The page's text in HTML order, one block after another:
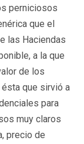
perniciosos
que el
las Haciendas
a la que
de los
que sirvió a
para
muy claros
precio de